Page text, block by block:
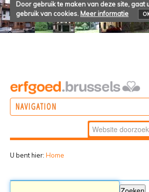
Door gebruik te maken van deze site, gaat
gebruik van cookies. Meer informatie
NAVIGATION
Zoek
Geavanceerd
U bent hier: Home